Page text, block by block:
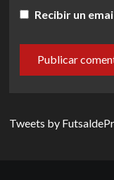
Recibir un
Tweets by